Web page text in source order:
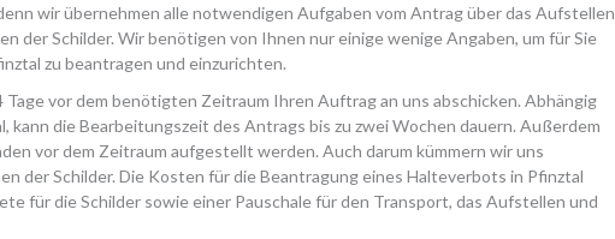
wir übernehmen alle notwendigen Aufgaben vom Antrag über das Aufstellen
der Schilder. Wir benötigen von Ihnen nur einige wenige Angaben, um für Sie
zu beantragen und einzurichten.
Tage vor dem benötigten Zeitraum Ihren Auftrag an uns abschicken. Abhängig
kann die Bearbeitungszeit des Antrags bis zu zwei Wochen dauern. Außerdem
vor dem Zeitraum aufgestellt werden. Auch darum kümmern wir uns
der Schilder. Die Kosten für die Beantragung eines Halteverbots in Pfinztal
für die Schilder sowie einer Pauschale für den Transport, das Aufstellen und